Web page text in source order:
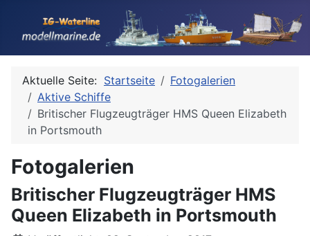
Aktuelle Seite: Startseite
Fotogalerien
Aktive Schiffe
Britischer Flugzeugträger HMS Queen Elizabeth
in Portsmouth
Fotogalerien
Britischer Flugzeugträger HMS
Queen Elizabeth in Portsmouth